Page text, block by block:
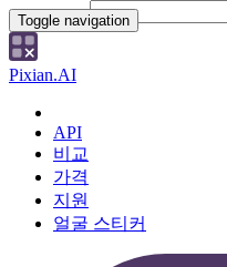
Toggle navigation
Pixian.AI
API
비교
가격
지원
얼굴 스티커
Paste Target
File Picker